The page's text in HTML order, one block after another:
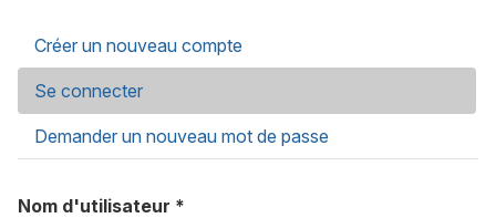
Onglets principaux
Créer un nouveau compte
Se connecter
Demander un nouveau mot de passe
Nom d'utilisateur *